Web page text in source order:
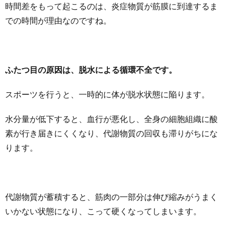
時間差をもって起こるのは、炎症物質が筋膜に到達するま
での時間が理由なのですね。
ふたつ目の原因は、脱水による循環不全です。
スポーツを行うと、一時的に体が脱水状態に陥ります。
水分量が低下すると、血行が悪化し、全身の細胞組織に酸
素が行き届きにくくなり、代謝物質の回収も滞りがちにな
ります。
代謝物質が蓄積すると、筋肉の一部分は伸び縮みがうまく
いかない状態になり、こって硬くなってしまいます。